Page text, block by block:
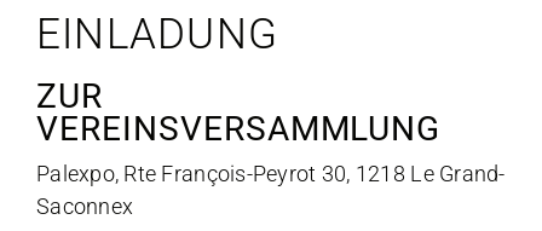
EINLADUNG
ZUR
VEREINSVERSAMMLUNG
Palexpo, Rte François-Peyrot 30, 1218 Le Grand-
Saconnex